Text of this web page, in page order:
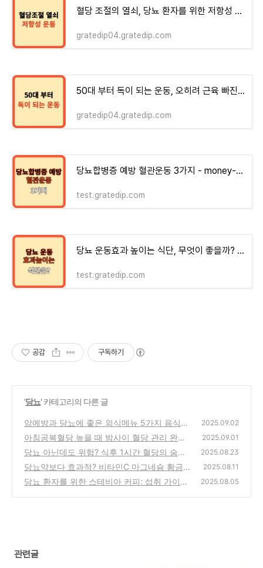
혈당 조절의 열쇠, 당뇨 환자를 위한 저항성 운동[논문]
gratedip04.gratedip.com
50대 부터 독이 되는 운동, 오히려 근육 빠진다.
gratedip04.gratedip.com
당뇨합병증 예방 혈관운동 3가지 - money-health
test.gratedip.com
당뇨 운동효과 높이는 식단, 무엇이 좋을까? - money-health
test.gratedip.com
공감 구독하기
'당뇨' 카테고리의 다른 글
암예방과 당뇨에 좋은 외식메뉴 5가지 음식들!
(0)
2025.09.02
아침공복혈당 높을 때 밤사이 혈당 관리 완벽
가이드!
(0)
2025.09.01
당뇨 아닌데도 위험? 식후 1시간 혈당의 숨겨
진 비밀!
(0)
2025.08.23
당뇨약보다 효과적? 비타민C 마그네슘 황금조
합!
(0)
2025.08.11
당뇨 환자를 위한 스테비아 커피: 섭취 가이드
2025.08.05
관련글